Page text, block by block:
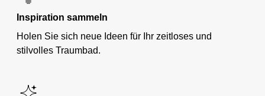
Inspiration sammeln
Holen Sie sich neue Ideen für Ihr zeitloses und
stilvolles Traumbad.